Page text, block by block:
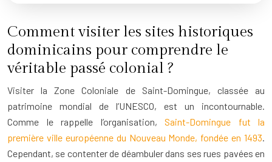
Comment visiter les sites historiques
dominicains pour comprendre le
véritable passé colonial ?
Visiter la Zone Coloniale de Saint-Domingue, classée au
patrimoine mondial de l’UNESCO, est un incontournable.
Comme le rappelle l’organisation, Saint-Domingue fut la
première ville européenne du Nouveau Monde, fondée en 1493.
Cependant, se contenter de déambuler dans ses rues pavées en